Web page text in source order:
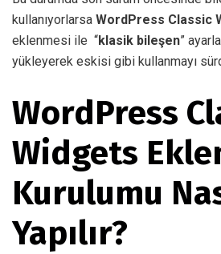
kullanıyorlarsa WordPress Classic
eklenmesi ile “klasik bileşen”
yükleyerek eskisi gibi kullanmayı
WordPress
Widgets
Kurulumu
Yapılır?